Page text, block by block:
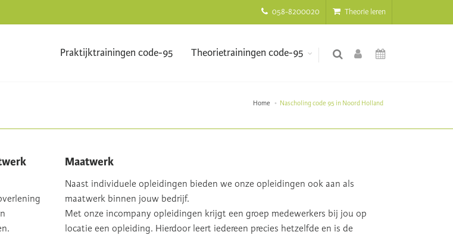
058-8200020 Theorie leren
Praktijktrainingen code-95 Theorietrainingen code-95
Home Nascholing code 95 in Noord Holland
Maatwerk
Naast individuele opleidingen bieden we onze opleidingen ook aan als
maatwerk binnen jouw bedrijf.
Met onze incompany opleidingen krijgt een groep medewerkers bij jou op
locatie een opleiding. Hierdoor leert iedereen precies hetzelfde en is de